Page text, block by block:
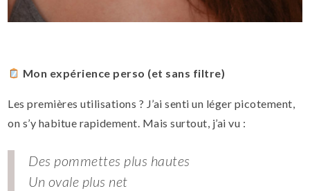
Mon expérience perso (et sans filtre)
Les premières utilisations ? J’ai senti un léger picotement,
on s’y habitue rapidement. Mais surtout, j’ai vu :
Des pommettes plus hautes
Un ovale plus net